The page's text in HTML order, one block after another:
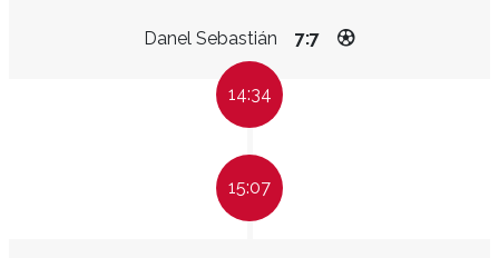
Danel Sebastián 7:7
14:34
15:07